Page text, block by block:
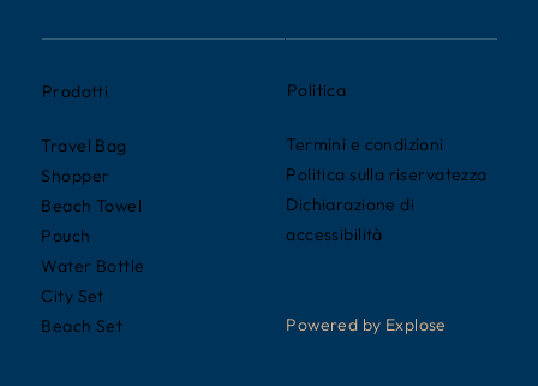
Prodotti
Travel Bag
Shopper
Beach Towel
Pouch
Water Bottle
City Set
Beach Set
Politica
Termini e condizioni
Politica sulla riservatezza
Dichiarazione di
accessibilità
Powered by Explose